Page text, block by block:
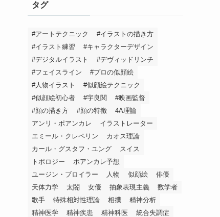
タグ
#アートテクニック
#イラストの描き方
#イラスト練習
#キャラクターデザイン
#デジタルイラスト
#デヴィッドリンチ
#フェイスライン
#プロの似顔絵
#人物イラスト
#似顔絵テクニック
#似顔絵初心者
#宇良関
#映画監督
#顔の描き方
#顔の特徴
4A理論
アンリ・ポアンカレ
イラストレーター
エミール・クレペリン
カオス理論
カール・グスタフ・ユング
スイス
トポロジー
ポアンカレ予想
ユージン・ブロイラー
人物 似顔絵
俳優
天体力学
太閤 女優 抽象表現主義
数学者
歌手
特殊相対性理論 相撲
精神分析
精神医学
精神疾患 精神科医
統合失調症